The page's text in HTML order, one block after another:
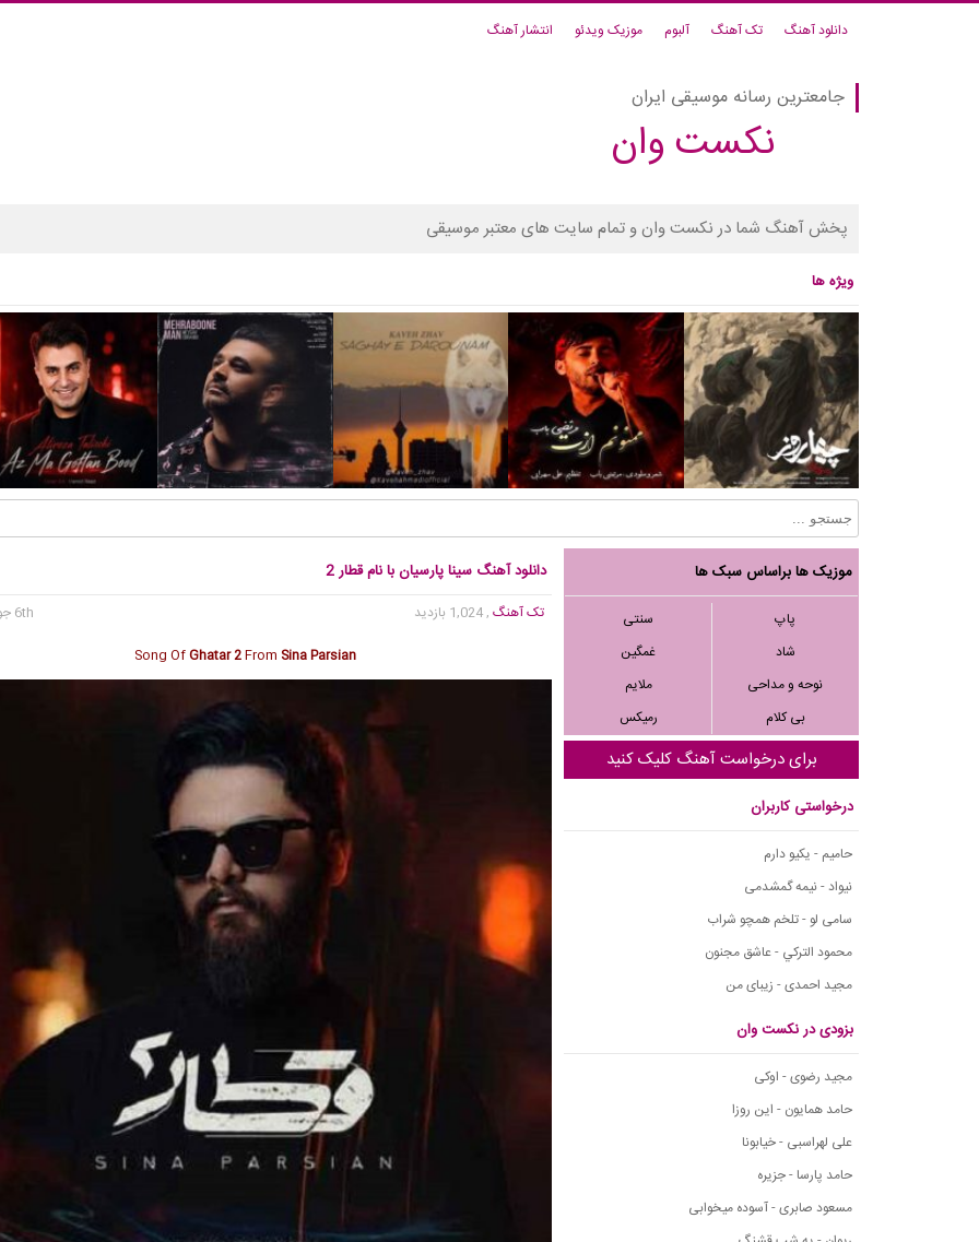
دانلود آهنگ تک آهنگ آلبوم موزیک ویدئو انتشار آهنگ
جامعترین رسانه موسیقی ایران
نکست وان
پخش آهنگ شما در نکست وان و تمام سایت های معتبر موسیقی
ویژه ها
موزیک ها براساس سبک ها
پاپ
سنتی
شاد
غمگین
نوحه و مداحی
ملایم
بی کلام
رمیکس
برای درخواست آهنگ کلیک کنید
درخواستی کاربران
حامیم - یکیو دارم
نیواد - نیمه گمشدمی
سامی لو - تلخم همچو شراب
محمود التركي - عاشق مجنون
مجید احمدی - زیبای من
بزودی در نکست وان
مجید رضوی - اوکی
حامد همایون - این روزا
علی لهراسبی - خیابونا
حامد پارسا - جزیره
مسعود صابری - آسوده میخوابی
دانلود آهنگ سینا پارسیان با نام قطار 2
تک آهنگ, 1,024 بازدید
6th جولای 2023
Song OfGhatar 2From Sina Parsian